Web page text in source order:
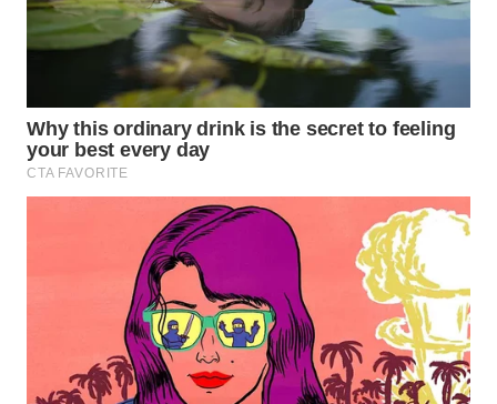
WN
WN
GORONTALO
WN
MALUT